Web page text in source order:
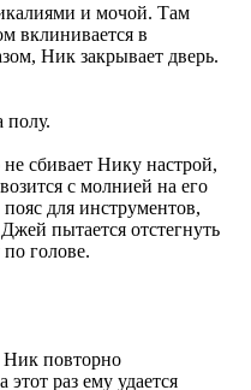
и мочой. Там
вклинивается в
Ник закрывает дверь.
сбивает Нику настрой,
с молнией на его
для инструментов,
пытается отстегнуть
голове.
повторно
раз ему удается